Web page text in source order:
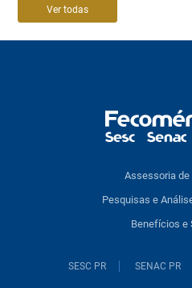
Ver todas
Assessoria
Pesquisas e
Benefícios e
SESC PR SENAC PR